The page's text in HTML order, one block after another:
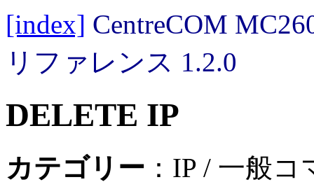
[index] CentreCOM
リファレンス 1.2.0
DELETE IP
カテゴリー ：IP / 一般